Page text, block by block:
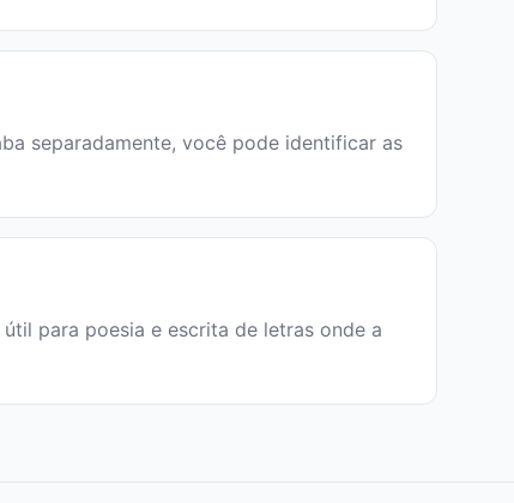
separadamente, você pode identificar as
para poesia e escrita de letras onde a